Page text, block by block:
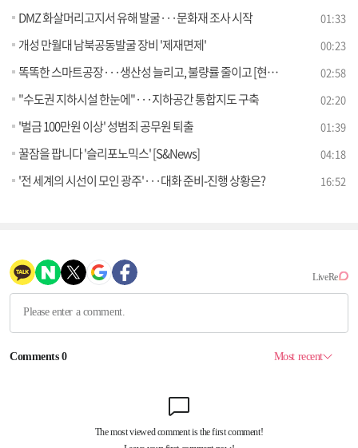
DMZ 화살머리고지서 유해 발굴···문화재 조사 시작 01:33
개성 만월대 남북공동발굴 장비 '제재면제' 00:23
똑똑한 스마트공장···생산성 늘리고, 불량률 줄이고 [현장in] 02:58
"수도권 지하시설 한눈에"···지하공간 통합지도 구축 02:20
'벌금 100만원 이상' 성범죄 공무원 퇴출 01:39
꿀잠을 팝니다 '슬리포노믹스' [S&News] 04:18
'전 세계의 시선이 모인 광주'···대화 준비-진행 상황은? 16:52